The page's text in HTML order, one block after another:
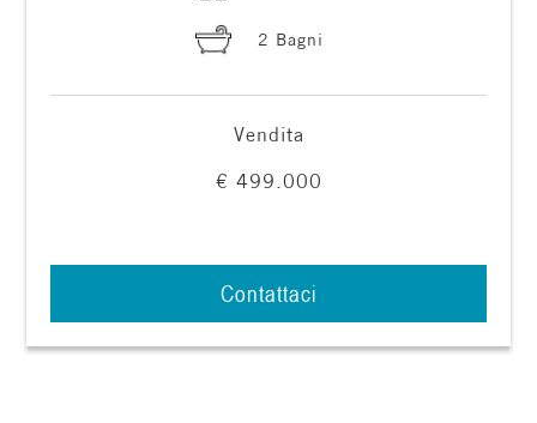
2 Bagni
Vendita
€ 499.000
Contattaci